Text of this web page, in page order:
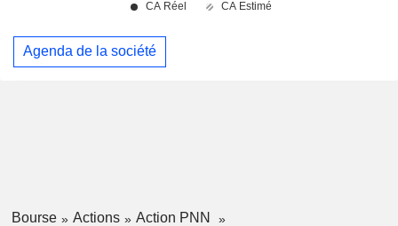
Agenda de la société
Bourse Actions
Action PNN